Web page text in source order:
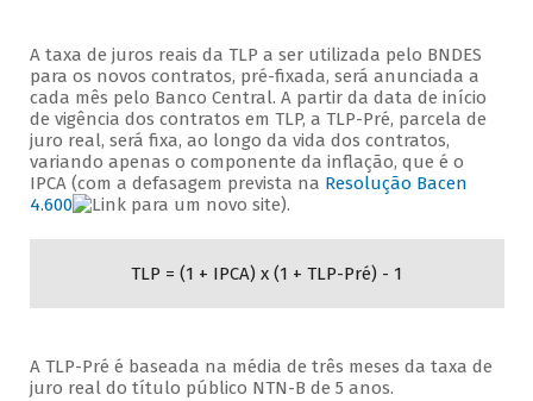
A taxa de juros reais da TLP a ser utilizada pelo BNDES
para os novos contratos, pré-fixada, será anunciada a
cada mês pelo Banco Central. A partir da data de início
de vigência dos contratos em TLP, a TLP-Pré, parcela de
juro real, será fixa, ao longo da vida dos contratos,
variando apenas o componente da inflação, que é o
IPCA (com a defasagem prevista na Resolução Bacen
4.600
).
TLP = (1 + IPCA) x (1 + TLP-Pré) - 1
A TLP-Pré é baseada na média de três meses da taxa de
juro real do título público NTN-B de 5 anos.